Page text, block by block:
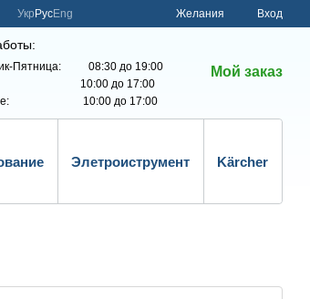
Укр РусEng Желания Вход
Пятница: 08:30 до 19:00
10:00 до 17:00
10:00 до 17:00
Мой заказ
Элетроиструмент Kärcher